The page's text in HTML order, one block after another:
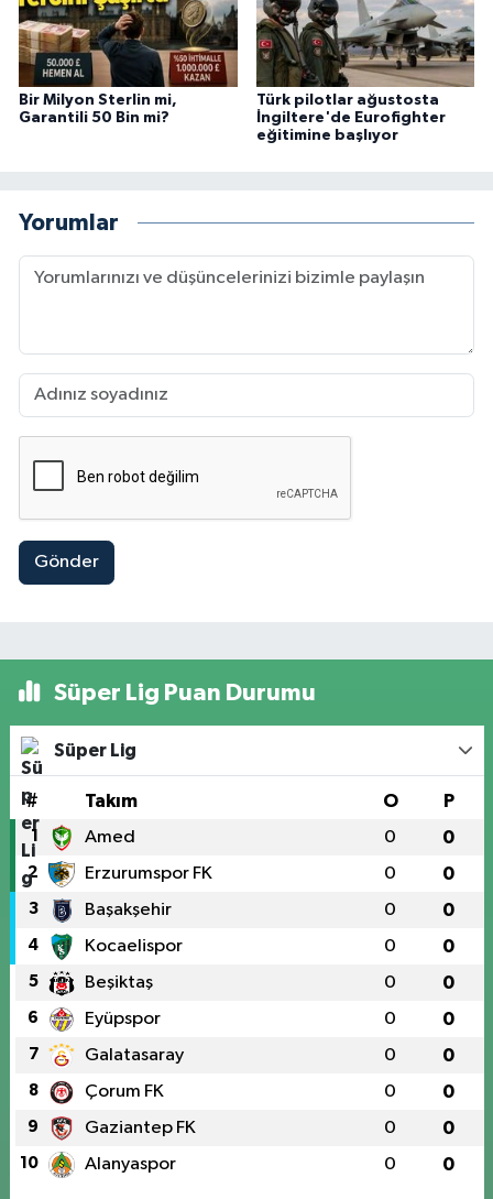
Bir Milyon Sterlin mi,
Garantili 50 Bin mi?
Türk pilotlar ağustosta
İngiltere'de Eurofighter
eğitimine başlıyor
Yorumlar
Gönder
Süper Lig Puan Durumu
Süper Lig
# Takım O P
1 Amed 0 0
2 Erzurumspor FK 0 0
3 Başakşehir 0 0
4 Kocaelispor 0 0
5 Beşiktaş 0 0
6 Eyüpspor 0 0
7 Galatasaray 0 0
8 Çorum FK 0 0
9 Gaziantep FK 0 0
10 Alanyaspor 0 0